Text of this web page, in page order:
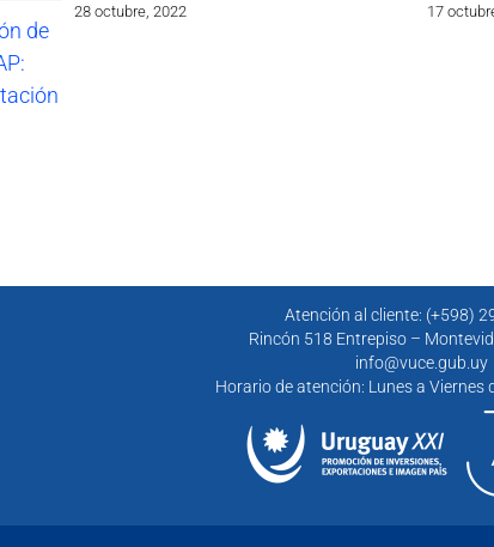
de
28 octubre, 2022 17
Atención al cliente: (+598)
Rincón 518 Entrepiso –
info@vuce.gub.uy
Horario de atención: Lunes a Viernes